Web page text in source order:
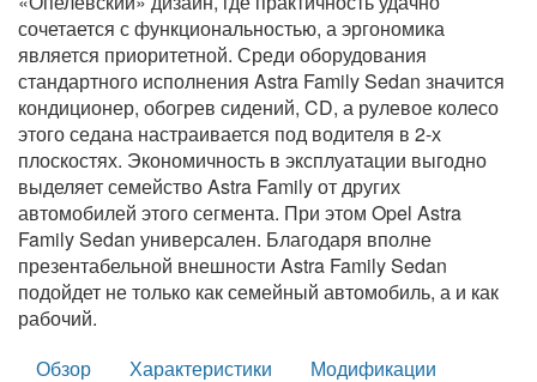
сочетается с функциональностью, а эргономика
является приоритетной. Среди оборудования
стандартного исполнения Astra Family Sedan значится
кондиционер, обогрев сидений, CD, а рулевое колесо
этого седана настраивается под водителя в 2-х
плоскостях. Экономичность в эксплуатации выгодно
выделяет семейство Astra Family от других
автомобилей этого сегмента. При этом Opel Astra
Family Sedan универсален. Благодаря вполне
презентабельной внешности Astra Family Sedan
подойдет не только как семейный автомобиль, а и как
рабочий.
Обзор
Характеристики
Модификации